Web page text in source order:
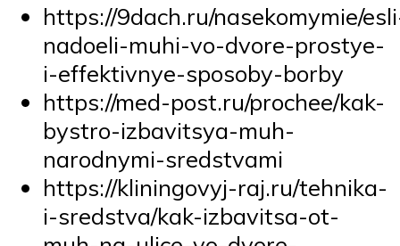
https://9dach.ru/nasekomymie/
nadoeli-muhi-vo-dvore-prostye-
i-effektivnye-sposoby-borby
https://med-post.ru/prochee/kak-
bystro-izbavitsya-muh-
narodnymi-sredstvami
https://kliningovyj-raj.ru/tehnika-
i-sredstva/kak-izbavitsa-ot-